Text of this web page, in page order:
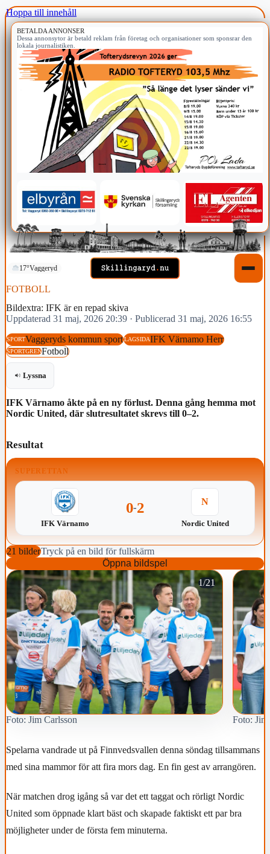
Hoppa till innehåll
BETALDA ANNONSER
Dessa annonsytor är betald reklam från företag och organisationer som sponsrar den
lokala journalistiken.
17°Vaggeryd
FOTBOLL
Bildextra: IFK är en repad skiva
Uppdaterad 31 maj, 2026 20:39 · Publicerad 31 maj, 2026 16:55
SPORTVaggeryds kommun sportLAGSIDAIFK Värnamo Herr
SPORTGRENFotboll
Lyssna
IFK Värnamo åkte på en ny förlust. Denna gång hemma mot
Nordic United, där slutresultatet skrevs till 0–2.
Resultat
SUPERETTAN
IFK Värnamo
0-2 N
Nordic United
21 bilderTryck på en bild för fullskärm
Öppna bildspel
1/21
Foto: Jim Carlsson Foto: Jim
Spelarna vandrade ut på Finnvedsvallen denna söndag tillsammans
med sina mammor för att fira mors dag. En fin gest av arrangören.
När matchen drog igång så var det ett taggat och rörligt Nordic
United som öppnade klart bäst och skapade faktiskt ett par bra
möjligheter under de första fem minuterna.